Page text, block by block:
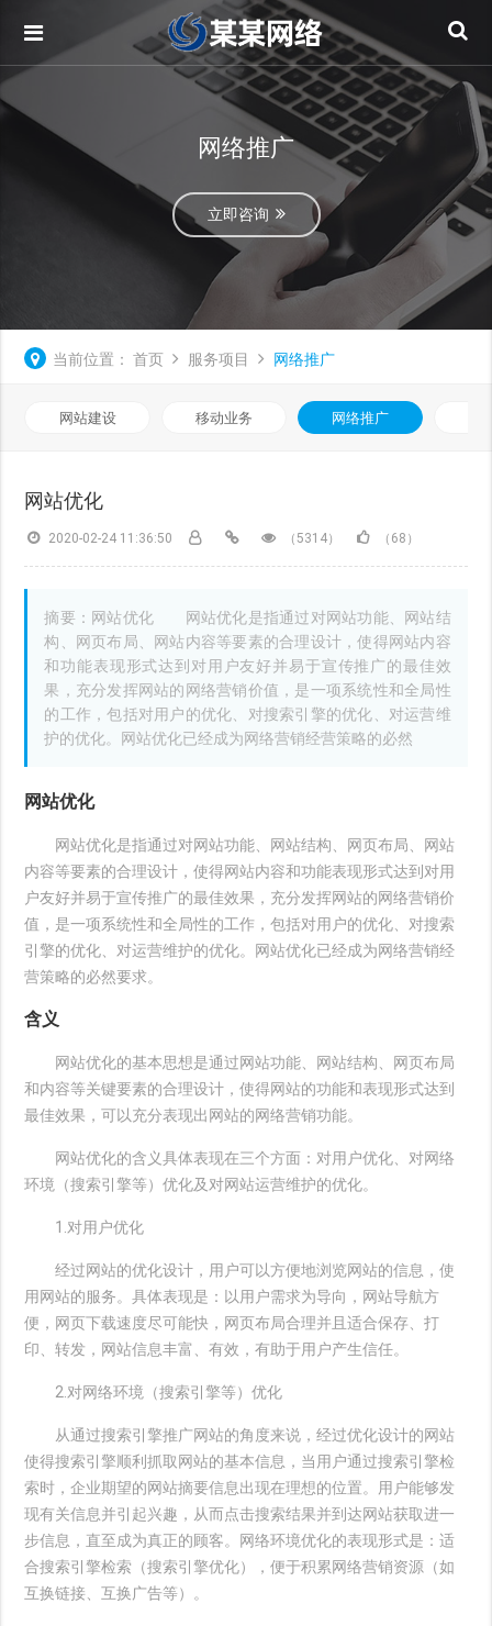
网络推广
立即咨询
当前位置： 首页 服务项目 网络推广
网站建设 移动业务 网络推广
网站优化
2020-02-24 11:36:50 （5314） （68）
摘要：网站优化 网站优化是指通过对网站功能、网站结
构、网页布局、网站内容等要素的合理设计，使得网站内容
和功能表现形式达到对用户友好并易于宣传推广的最佳效
果，充分发挥网站的网络营销价值，是一项系统性和全局性
的工作，包括对用户的优化、对搜索引擎的优化、对运营维
护的优化。网站优化已经成为网络营销经营策略的必然
网站优化
网站优化是指通过对网站功能、网站结构、网页布局、网站
内容等要素的合理设计，使得网站内容和功能表现形式达到对用
户友好并易于宣传推广的最佳效果，充分发挥网站的网络营销价
值，是一项系统性和全局性的工作，包括对用户的优化、对搜索
引擎的优化、对运营维护的优化。网站优化已经成为网络营销经
营策略的必然要求。
含义
网站优化的基本思想是通过网站功能、网站结构、网页布局
和内容等关键要素的合理设计，使得网站的功能和表现形式达到
最佳效果，可以充分表现出网站的网络营销功能。
网站优化的含义具体表现在三个方面：对用户优化、对网络
环境（搜索引擎等）优化及对网站运营维护的优化。
1.对用户优化
经过网站的优化设计，用户可以方便地浏览网站的信息，使
用网站的服务。具体表现是：以用户需求为导向，网站导航方
便，网页下载速度尽可能快，网页布局合理并且适合保存、打
印、转发，网站信息丰富、有效，有助于用户产生信任。
2.对网络环境（搜索引擎等）优化
从通过搜索引擎推广网站的角度来说，经过优化设计的网站
使得搜索引擎顺利抓取网站的基本信息，当用户通过搜索引擎检
索时，企业期望的网站摘要信息出现在理想的位置。用户能够发
现有关信息并引起兴趣，从而点击搜索结果并到达网站获取进一
步信息，直至成为真正的顾客。网络环境优化的表现形式是：适
合搜索引擎检索（搜索引擎优化），便于积累网络营销资源（如
互换链接、互换广告等）。